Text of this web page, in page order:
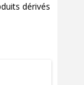
dérivés